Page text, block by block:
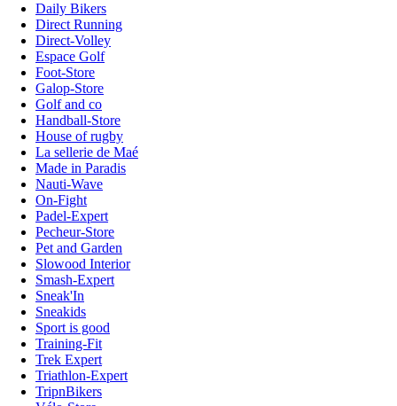
Daily Bikers
Direct Running
Direct-Volley
Espace Golf
Foot-Store
Galop-Store
Golf and co
Handball-Store
House of rugby
La sellerie de Maé
Made in Paradis
Nauti-Wave
On-Fight
Padel-Expert
Pecheur-Store
Pet and Garden
Slowood Interior
Smash-Expert
Sneak'In
Sneakids
Sport is good
Training-Fit
Trek Expert
Triathlon-Expert
TripnBikers